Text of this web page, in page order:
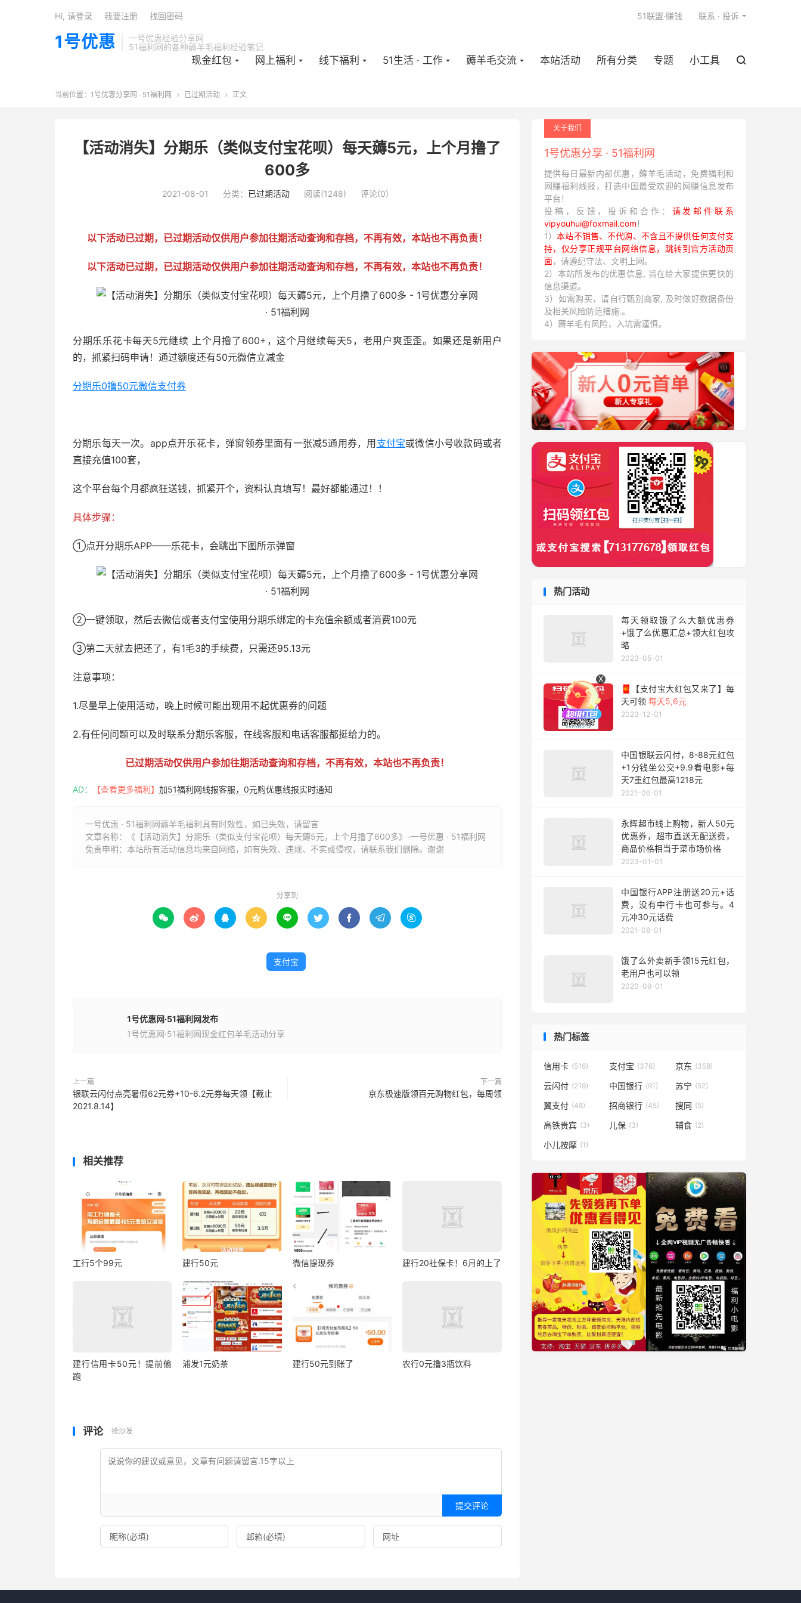
1号优惠
一号优惠经验分享网
51福利网的各种薅羊毛福利经验笔记
现金红包 网上福利 线下福利 51生活 · 工作 薅羊毛交流 本站活动 所有分类 专题 小工具 
51联盟·赚钱 联系 · 投诉
Hi, 请登录 我要注册 找回密码
当前位置： 1号优惠分享网 · 51福利网  已过期活动  正文
【活动消失】分期乐（类似支付宝花呗）每天薅5元，上个月撸了
600多
2021-08-01 分类： 已过期活动 阅读(1248) 评论(0)
以下活动已过期，已过期活动仅供用户参加往期活动查询和存档，不再有效，本站也不再负责！
以下活动已过期，已过期活动仅供用户参加往期活动查询和存档，不再有效，本站也不再负责！
分期乐乐花卡每天5元继续 上个月撸了600+，这个月继续每天5，老用户爽歪歪。如果还是新用户
的，抓紧扫码申请！通过额度还有50元微信立减金
分期乐0撸50元微信支付券
分期乐每天一次。app点开乐花卡，弹窗领券里面有一张减5通用券，用 支付宝或微信小号收款码或者
直接充值100套，
这个平台每个月都疯狂送钱，抓紧开个，资料认真填写！最好都能通过！！
具体步骤：
①点开分期乐APP——乐花卡，会跳出下图所示弹窗
②一键领取，然后去微信或者支付宝使用分期乐绑定的卡充值余额或者消费100元
③第二天就去把还了，有1毛3的手续费，只需还95.13元
注意事项：
1.尽量早上使用活动，晚上时候可能出现用不起优惠券的问题
2.有任何问题可以及时联系分期乐客服，在线客服和电话客服都挺给力的。
已过期活动仅供用户参加往期活动查询和存档，不再有效，本站也不再负责！
AD： 【查看更多福利】 加51福利网线报客服，0元购优惠线报实时通知
一号优惠 · 51福利网薅羊毛福利具有时效性，如已失效，请留言
文章名称：
《【活动消失】分期乐（类似支付宝花呗）每天薅5元，上个月撸了600多》-一号优惠 · 51福利网
免责申明：本站所有活动信息均来自网络，如有失效、违规、不实或侵权，请联系我们删除。谢谢
分享到
        
支付宝
1号优惠网·51福利网发布
1号优惠网·51福利网现金红包羊毛活动分享
上一篇
银联云闪付点亮暑假62元券+10-6.2元券每天领【截止
2021.8.14】
下一篇
京东极速版领百元购物红包，每周领
相关推荐
工行5个99元 建行50元 微信提现券 建行20社保卡！6月的上了
建行信用卡50元！提前偷
跑
浦发1元奶茶 建行50元到账了 农行0元撸3瓶饮料
评论 抢沙发
提交评论
关于我们
1号优惠分享 · 51福利网
提供每日最新内部优惠，薅羊毛活动，免费福利和
网赚福利线报，打造中国最受欢迎的网赚信息发布
平台！
投稿，反馈，投诉和合作： 请发邮件联系
vipyouhui@foxmail.com！
1）本站不销售、不代购、不含且不提供任何支付支
持，仅分享正规平台网络信息，跳转到官方活动页
面，请遵纪守法、文明上网。
2）本站所发布的优惠信息, 旨在给大家提供更快的
信息渠道。
3）如需购买，请自行甄别商家, 及时做好数据备份
及相关风险防范措施.。
4）薅羊毛有风险，入坑需谨慎。
热门活动
每天领取饿了么大额优惠券
+饿了么优惠汇总+领大红包攻
略
2023-05-01
🧧【支付宝大红包又来了】每
天可领 每天5,6元
2023-12-01
中国银联云闪付，8-88元红包
+1分钱坐公交+9.9看电影+每
天7重红包最高1218元
2021-06-01
永辉超市线上购物，新人50元
优惠券，超市直送无配送费，
商品价格相当于菜市场价格
2023-01-01
中国银行APP注册送20元+话
费，没有中行卡也可参与。4
元冲30元话费
2021-08-01
饿了么外卖新手领15元红包，
老用户也可以领
2020-09-01
热门标签
信用卡 (516) 支付宝 (376) 京东 (358)
云闪付 (219) 中国银行 (91) 苏宁 (52)
翼支付 (48) 招商银行 (45) 搜同 (5)
高铁贵宾 (3) 儿保 (3) 辅食 (2)
小儿按摩 (1)
X